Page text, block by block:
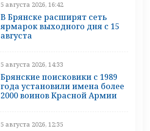
5 августа 2026, 16:42
В Брянске расширят сеть
ярмарок выходного дня с 15
августа
5 августа 2026, 14:33
Брянские поисковики с 1989
года установили имена более
2000 воинов Красной Армии
5 августа 2026, 12:35